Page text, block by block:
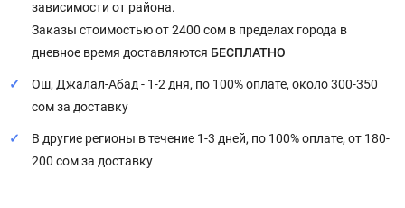
зависимости от района.
Заказы стоимостью от 2400 сом в пределах города в
дневное время доставляются БЕСПЛАТНО
Ош, Джалал-Абад - 1-2 дня, по 100% оплате, около 300-350
сом за доставку
В другие регионы в течение 1-3 дней, по 100% оплате, от 180-
200 сом за доставку